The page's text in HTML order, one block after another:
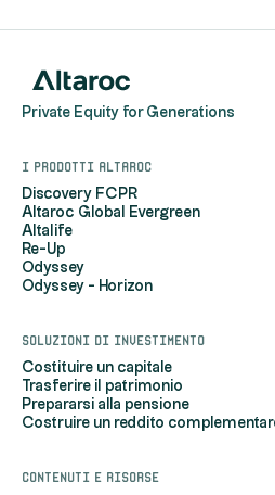
Private Equity for Generations
I prodotti Altaroc
Discovery FCPR
Altaroc Global Evergreen
Altalife
Re-Up
Odyssey
Odyssey - Horizon
Soluzioni di investimento
Costituire un capitale
Trasferire il patrimonio
Prepararsi alla pensione
Costruire un reddito
Contenuti e risorse